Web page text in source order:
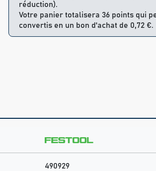
réduction).
Votre panier totalisera 36 points qui
convertis en un bon d'achat de 0,72 €.
490929